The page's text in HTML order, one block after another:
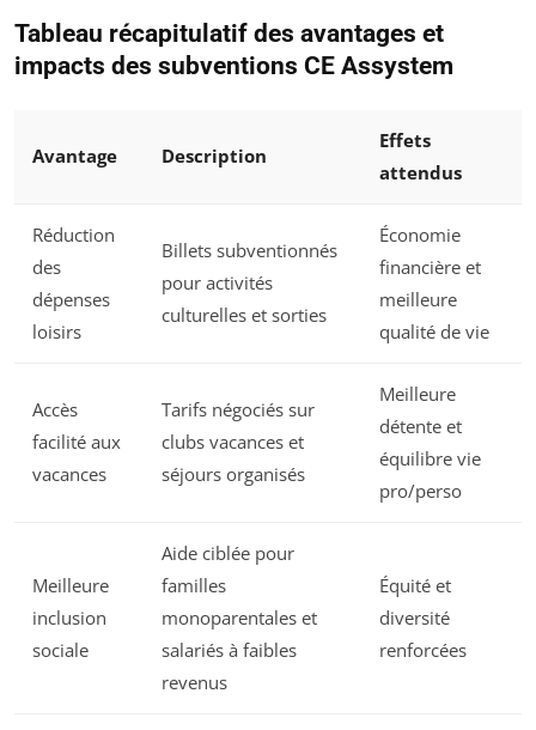
Tableau récapitulatif des avantages et
impacts des subventions CE Assystem
Avantage Description
Effets
attendus
Réduction
des
dépenses
loisirs
Billets subventionnés
pour activités
culturelles et sorties
Économie
financière et
meilleure
qualité de vie
Accès
facilité aux
vacances
Tarifs négociés sur
clubs vacances et
séjours organisés
Meilleure
détente et
équilibre vie
pro/perso
Meilleure
inclusion
sociale
Aide ciblée pour
familles
monoparentales et
salariés à faibles
revenus
Équité et
diversité
renforcées